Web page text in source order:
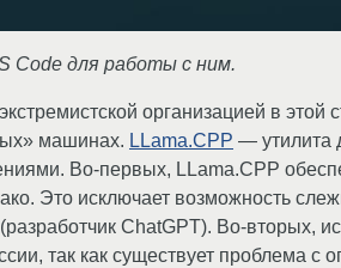
Code для работы с ним.
организацией в этой
машинах. LLama.CPP — утилита
Во-первых, LLama.CPP
Это исключает возможность
ChatGPT). Во-вторых,
так как существует проблема с